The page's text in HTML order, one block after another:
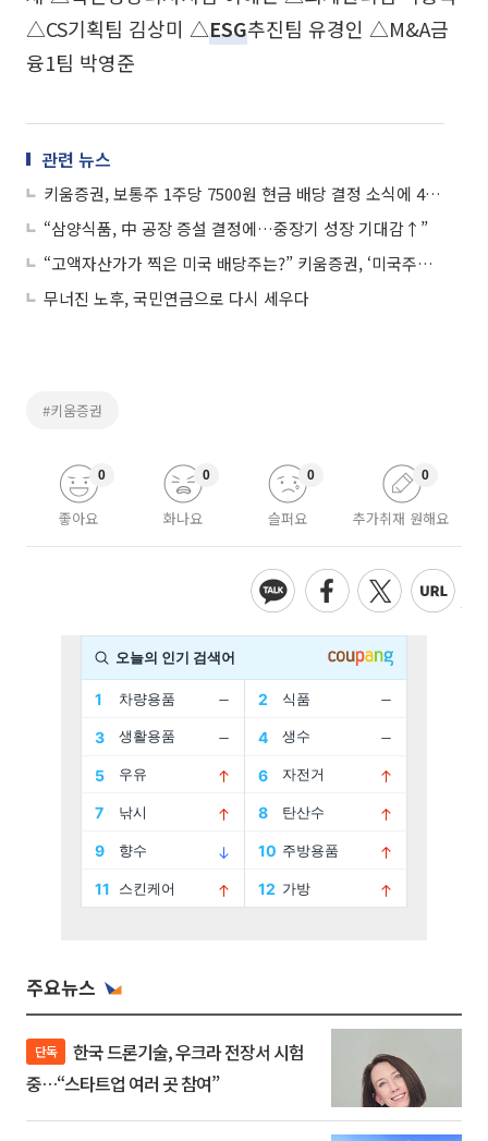
△CS기획팀 김상미 △ESG추진팀 유경인 △M&A금
융1팀 박영준
관련 뉴스
키움증권, 보통주 1주당 7500원 현금 배당 결정 소식에 4%대 강세
“삼양식품, 中 공장 증설 결정에…중장기 성장 기대감↑”
“고액자산가가 찍은 미국 배당주는?” 키움증권, ‘미국주식 배당 시뮬레이션’ 출시
무너진 노후, 국민연금으로 다시 세우다
#키움증권
좋아요
0
화나요
0
슬퍼요
0
추가취재 원해요
0
주요뉴스
단독
중…“스타트업 여러 곳 참여”